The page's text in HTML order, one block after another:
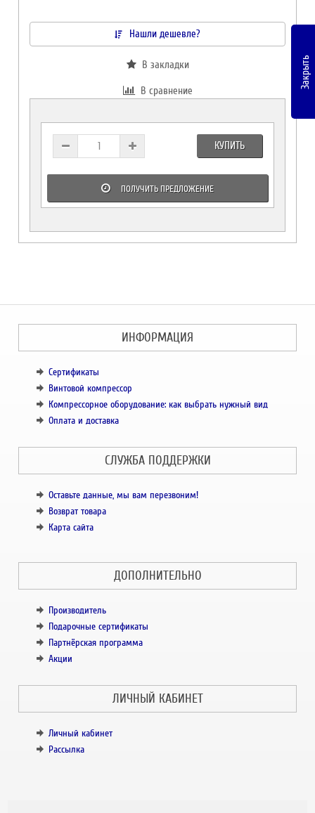
Нашли дешевле?
В закладки
В сравнение
КУПИТЬ
ПОЛУЧИТЬ ПРЕДЛОЖЕНИЕ
ИНФОРМАЦИЯ
Сертификаты
Винтовой компрессор
Компрессорное оборудование: как выбрать нужный вид
Оплата и доставка
СЛУЖБА ПОДДЕРЖКИ
Оставьте данные, мы вам перезвоним!
Возврат товара
Карта сайта
ДОПОЛНИТЕЛЬНО
Производитель
Подарочные сертификаты
Партнёрская программа
Акции
ЛИЧНЫЙ КАБИНЕТ
Личный кабинет
Рассылка
Закрыть